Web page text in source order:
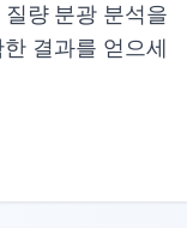
질량 분광 분석을
결과를 얻으세